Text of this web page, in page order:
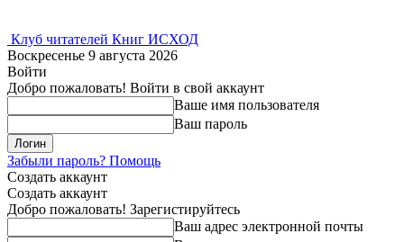
Клуб читателей Книг ИСХОД
Воскресенье 9 августа 2026
Войти
Добро пожаловать! Войти в свой аккаунт
Ваше имя пользователя
Ваш пароль
Забыли пароль? Помощь
Создать аккаунт
Создать аккаунт
Добро пожаловать! Зарегистируйтесь
Ваш адрес электронной почты